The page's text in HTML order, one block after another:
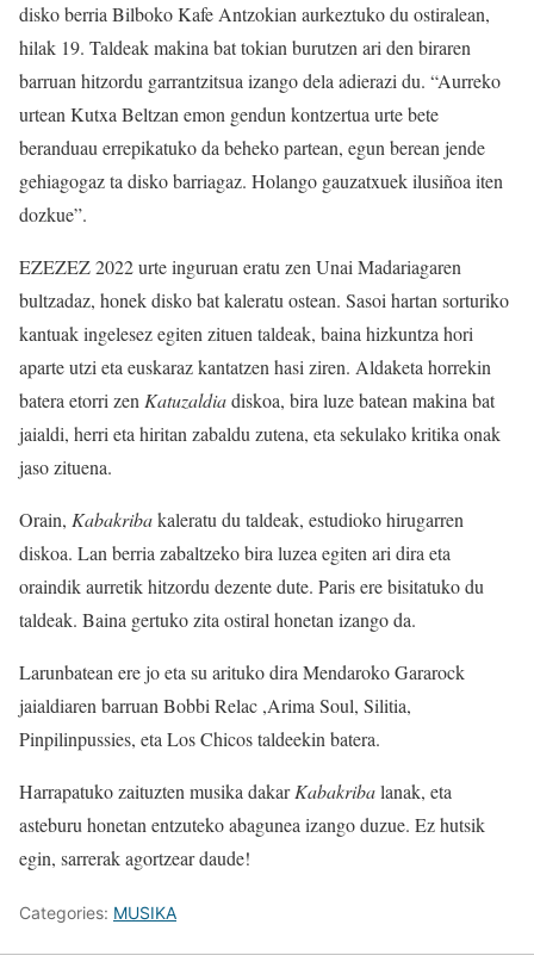
disko berria Bilboko Kafe Antzokian aurkeztuko du ostiralean,
hilak 19. Taldeak makina bat tokian burutzen ari den biraren
barruan hitzordu garrantzitsua izango dela adierazi du. “Aurreko
urtean Kutxa Beltzan emon gendun kontzertua urte bete
beranduau errepikatuko da beheko partean, egun berean jende
gehiagogaz ta disko barriagaz. Holango gauzatxuek ilusiñoa iten
dozkue”.
EZEZEZ 2022 urte inguruan eratu zen Unai Madariagaren
bultzadaz, honek disko bat kaleratu ostean. Sasoi hartan sorturiko
kantuak ingelesez egiten zituen taldeak, baina hizkuntza hori
aparte utzi eta euskaraz kantatzen hasi ziren. Aldaketa horrekin
batera etorri zenKatuzaldiadiskoa, bira luze batean makina bat
jaialdi, herri eta hiritan zabaldu zutena, eta sekulako kritika onak
jaso zituena.
Orain, Kabakribakaleratu du taldeak, estudioko hirugarren
diskoa. Lan berria zabaltzeko bira luzea egiten ari dira eta
oraindik aurretik hitzordu dezente dute. Paris ere bisitatuko du
taldeak. Baina gertuko zita ostiral honetan izango da.
Larunbatean ere jo eta su arituko dira Mendaroko Gararock
jaialdiaren barruan Bobbi Relac ,Arima Soul, Silitia,
Pinpilinpussies, eta Los Chicos taldeekin batera.
Harrapatuko zaituzten musika dakarKabakribalanak, eta
asteburu honetan entzuteko abagunea izango duzue. Ez hutsik
egin, sarrerak agortzear daude!
Categories: MUSIKA